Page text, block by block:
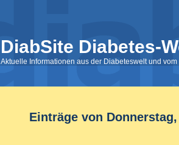
DiabSite Diabetes-
Aktuelle Informationen aus der Diabeteswelt und
Einträge von